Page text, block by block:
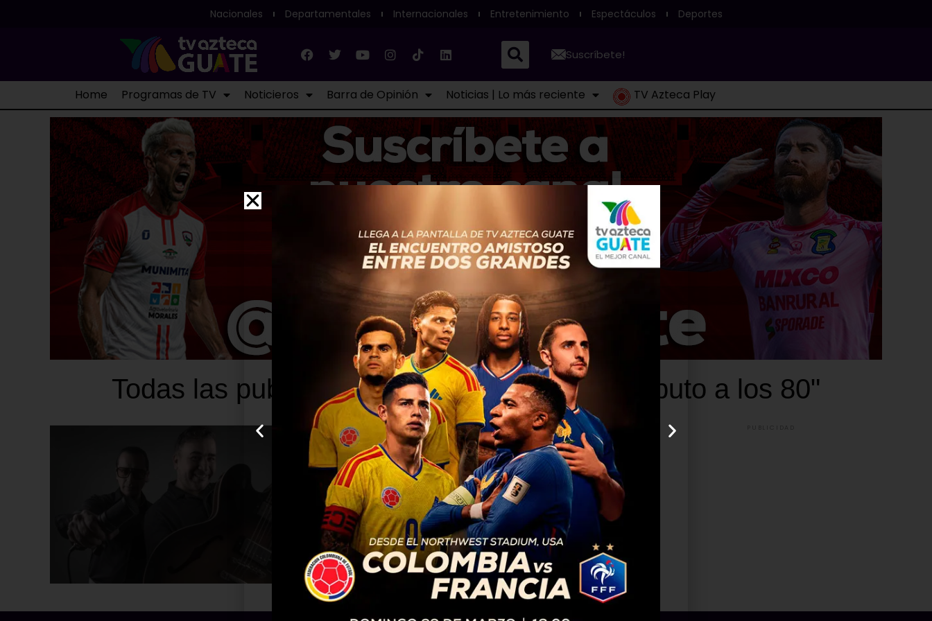
Nacionales Departamentales Internacionales Entretenimiento Espectáculos Deportes
Suscríbete!
Home Programas de TV Noticieros Barra de Opinión Noticias | Lo más reciente TV Azteca Play
Todas las publicaciones etiquetadas con "Tributo a los 80"
ESPECTÁCULOS 1 año atrás
¡Revive los 80s con un tributo
inolvidable en Guatemala!
Si eres fan de la música clásica y las vibras
ochenteras, prepárate para un evento musical
que te hará viajar en el tiempo. El Tributo a...